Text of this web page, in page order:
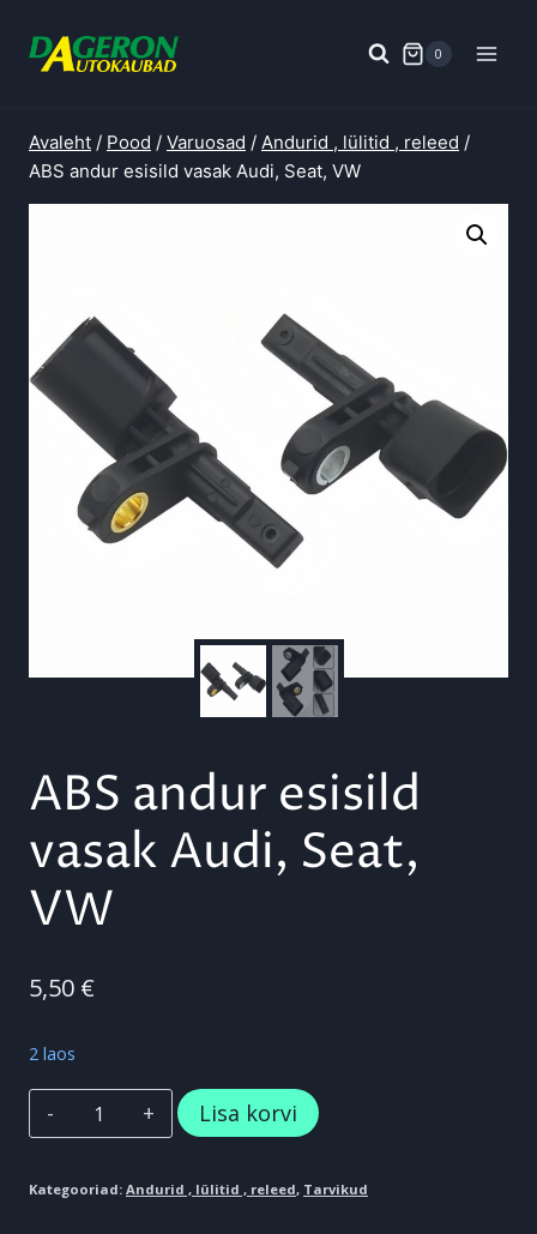
0
Avaleht / Pood / Varuosad / Andurid , lülitid , releed /
ABS andur esisild vasak Audi, Seat, VW
ABS andur esisild
vasak Audi, Seat,
VW
5,50 €
2 laos
ABS
andur
esisild
Lisa korvi
Kategooriad: Andurid , lülitid , releed, Tarvikud